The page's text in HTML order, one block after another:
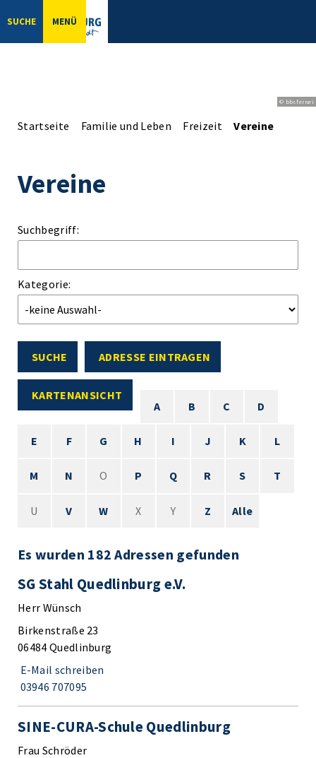
SUCHE MENÜ
© bbsferrari
Startseite Familie und Leben Freizeit Vereine
Vereine
Suchbegriff:
Kategorie:
SUCHE ADRESSE EINTRAGEN
KARTENANSICHT
A
B C D
E F G H I J K L
M N O P Q R S T
U V W X Y Z Alle
Es wurden 182 Adressen gefunden
SG Stahl Quedlinburg e.V.
Herr Wünsch
Birkenstraße 23
06484 Quedlinburg
E-Mail schreiben
03946 707095
SINE-CURA-Schule Quedlinburg
Frau Schröder